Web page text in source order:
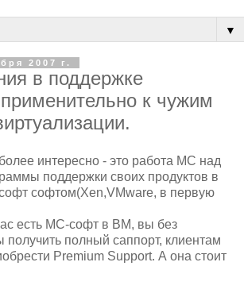
▼
2007 г.
в поддержке
к чужим
интересно - это работа МС над
поддержки своих продуктов в
софтом(Xen,VMware, в первую
есть МС-софт в ВМ, вы без
полный саппорт, клиентам
Premium Support. А она стоит